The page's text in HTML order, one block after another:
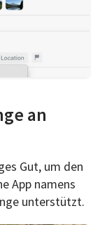
an
Gut, um den
App namens
unterstützt.